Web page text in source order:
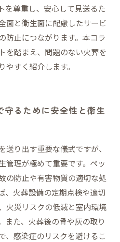
を尊重し、安心して見送るた
面と衛生面に配慮したサービ
防止につながります。本コラ
を踏まえ、問題のない火葬を
すく紹介します。
守るために安全性と衛生
り出す重要な儀式ですが、
管理が極めて重要です。ペッ
の防止や有害物質の適切な処
、火葬設備の定期点検や適切
火災リスクの低減と室内環境
また、火葬後の骨や灰の取り
、感染症のリスクを避けるこ